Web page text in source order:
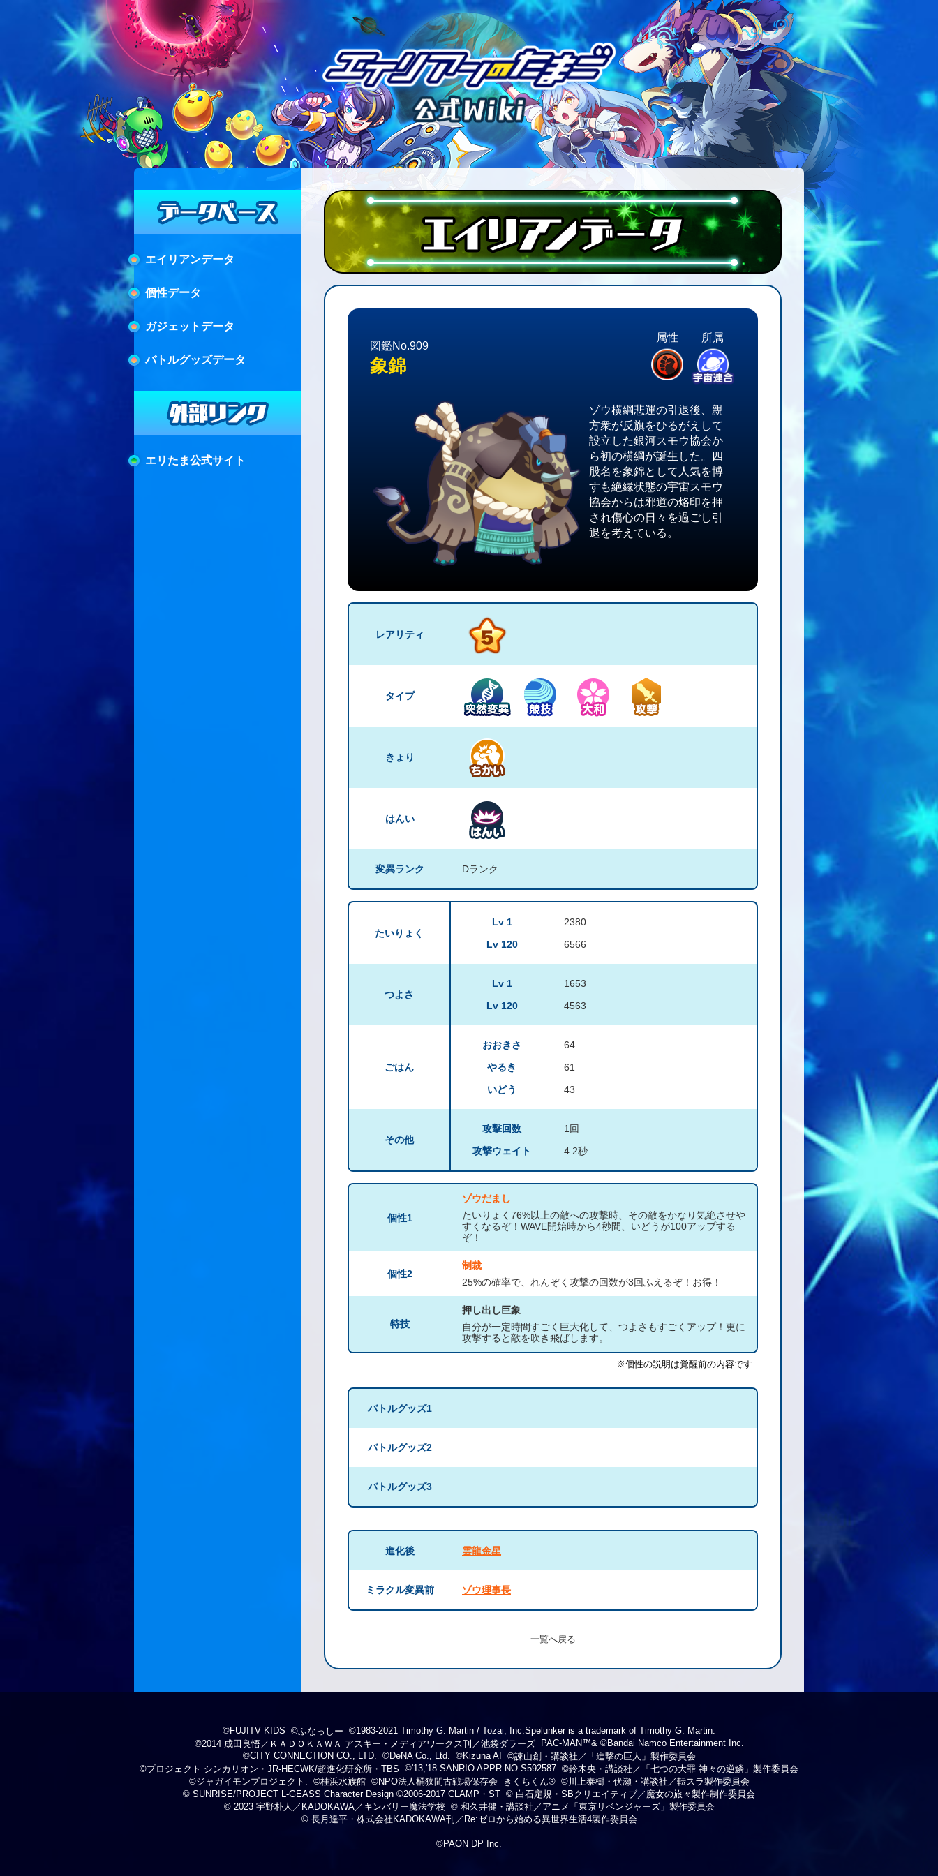
エイリアンデータ
個性データ
ガジェットデータ
バトルグッズデータ
エリたま公式サイト
図鑑No.909
象錦
属性 所属
ゾウ横綱悲運の引退後、親
方衆が反旗をひるがえして
設立した銀河スモウ協会か
ら初の横綱が誕生した。四
股名を象錦として人気を博
すも絶縁状態の宇宙スモウ
協会からは邪道の烙印を押
され傷心の日々を過ごし引
退を考えている。
レアリティ
タイプ
きょり
はんい
変異ランク Dランク
たいりょく
Lv 1
Lv 120
2380
6566
つよさ
Lv 1
Lv 120
1653
4563
ごはん
おおきさ
やるき
いどう
64
61
43
その他
攻撃回数
攻撃ウェイト
1回
4.2秒
個性1
ゾウだまし
たいりょく76%以上の敵への攻撃時、その敵をかなり気絶させや
すくなるぞ！WAVE開始時から4秒間、いどうが100アップする
ぞ！
個性2
制裁
25%の確率で、れんぞく攻撃の回数が3回ふえるぞ！お得！
特技
押し出し巨象
自分が一定時間すごく巨大化して、つよさもすごくアップ！更に
攻撃すると敵を吹き飛ばします。
※個性の説明は覚醒前の内容です
バトルグッズ1
バトルグッズ2
バトルグッズ3
進化後 雲龍金星
ミラクル変異前 ゾウ理事長
一覧へ戻る
©FUJITV KIDS ©ふなっしー ©1983-2021 Timothy G. Martin / Tozai, Inc.Spelunker is a trademark of Timothy G. Martin.
©2014 成田良悟／ＫＡＤＯＫＡＷＡ アスキー・メディアワークス刊／池袋ダラーズ
PAC-MAN™& ©Bandai Namco Entertainment Inc.
©CITY CONNECTION CO., LTD. ©DeNA Co., Ltd. ©Kizuna AI
©諫山創・講談社／「進撃の巨人」製作委員会
©プロジェクト シンカリオン・JR-HECWK/超進化研究所・TBS ©'13,'18 SANRIO APPR.NO.S592587 ©鈴木央・講談社／「七つの大罪 神々の逆鱗」製作委員会
©ジャガイモンプロジェクト. ©桂浜水族館 ©NPO法人桶狭間古戦場保存会 きくちくん® ©川上泰樹・伏瀬・講談社／転スラ製作委員会
© SUNRISE/PROJECT L-GEASS Character Design ©2006-2017 CLAMP・ST © 白石定規・SBクリエイティブ／魔女の旅々製作制作委員会
© 2023 宇野朴人／KADOKAWA／キンバリー魔法学校 © 和久井健・講談社／アニメ「東京リベンジャーズ」製作委員会
© 長月達平・株式会社KADOKAWA刊／Re:ゼロから始める異世界生活4製作委員会
©PAON DP Inc.